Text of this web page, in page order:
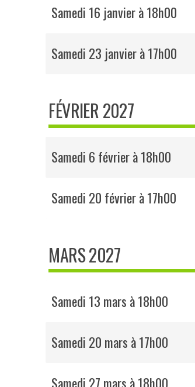
Samedi 16 janvier à 18h00
Samedi 23 janvier à 17h00
FÉVRIER 2027
Samedi 6 février à 18h00
Samedi 20 février à 17h00
MARS 2027
Samedi 13 mars à 18h00
Samedi 20 mars à 17h00
Samedi 27 mars à 18h00